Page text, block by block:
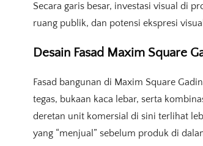
Secara garis besar, investasi visual di
ruang publik, dan potensi ekspresi
Desain Fasad Maxim Square
Fasad bangunan di Maxim Square
tegas, bukaan kaca lebar, serta
deretan unit komersial di sini terlihat
yang “menjual” sebelum produk di